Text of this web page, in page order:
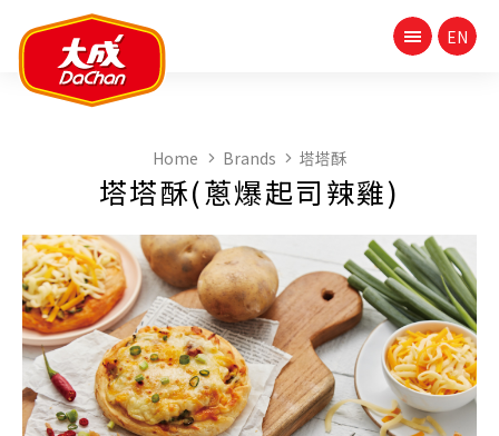
Home Brands 塔塔酥
塔塔酥(蔥爆起司辣雞)